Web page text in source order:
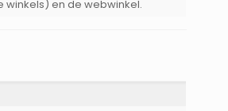
winkels) en de webwinkel.